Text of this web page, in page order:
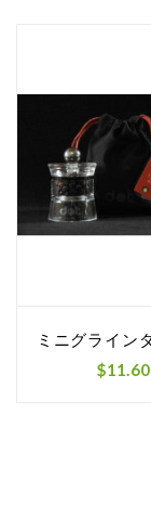
ミニグライン
$11.60